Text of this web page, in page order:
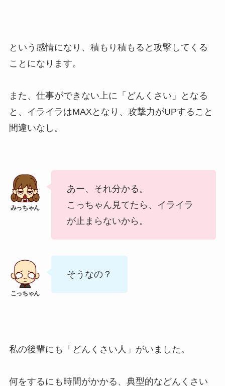
という感情になり、積もり積もると攻撃してくる
ことになります。
また、仕事ができない上に「どんくさい」となる
と、イライラはMAXとなり、攻撃力がUPすること
間違いなし。
あー、それ分かる。
こっちゃん見てたら、イライラ
が止まらないから。
そうなの？
私の後輩にも「どんくさい人」がいました。
何をするにも時間がかかる、典型的などんくさい